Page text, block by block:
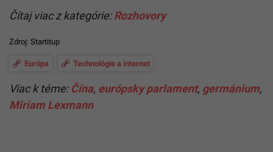
Čítaj viac z kategórie:Rozhovory
Zdroj: Startitup
Európa Technológie a internet
Viac k téme: Čína, európsky parlament, germánium,
Miriam Lexmann